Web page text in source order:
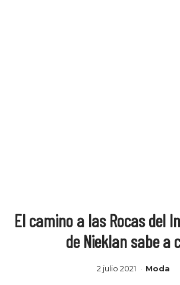
El camino a las Rocas del
de Nieklan sabe a
2 julio 2021 Moda